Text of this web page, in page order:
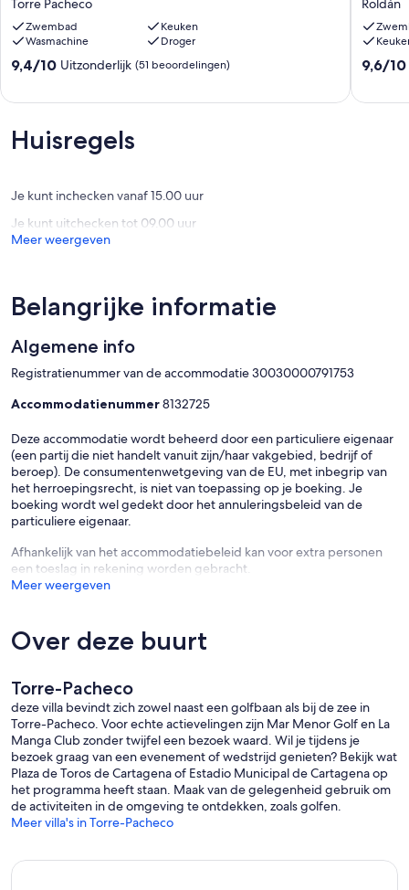
Villa
-
6
personen,
eigen
het
Pacheco
Torre Pacheco
Zwembad
Keuken
Wasmachine
Droger
9.4
(51
beoordelingen)
9,4/10 Uitzonderlijk (51 beoordelingen)
villa
met
privé
en
Roldán
9.6
9,6/10
Huisregels
Je kunt inchecken vanaf 15.00 uur
Je kunt uitchecken tot 09.00 uur
Meer weergeven
Belangrijke informatie
Algemene info
Registratienummer van de accommodatie 30030000791753
Accommodatienummer8132725
Deze accommodatie wordt beheerd door een particuliere eigenaar
(een partij die niet handelt vanuit zijn/haar vakgebied, bedrijf of
beroep). De consumentenwetgeving van de EU, met inbegrip van
het herroepingsrecht, is niet van toepassing op je boeking. Je
boeking wordt wel gedekt door het annuleringsbeleid van de
particuliere eigenaar.
Afhankelijk van het accommodatiebeleid kan voor extra personen
een toeslag in rekening worden gebracht.
Meer weergeven
Over deze buurt
Torre-Pacheco
deze villa bevindt zich zowel naast een golfbaan als bij de zee in
Torre-Pacheco. Voor echte actievelingen zijn Mar Menor Golf en La
Manga Club zonder twijfel een bezoek waard. Wil je tijdens je
bezoek graag van een evenement of wedstrijd genieten? Bekijk wat
Plaza de Toros de Cartagena of Estadio Municipal de Cartagena op
het programma heeft staan. Maak van de gelegenheid gebruik om
de activiteiten in de omgeving te ontdekken, zoals golfen.
Meer villa's in Torre-Pacheco